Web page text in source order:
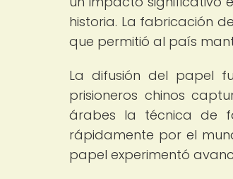
historia. La fabricación
que permitió al país
La difusión del papel
prisioneros chinos
árabes la técnica de
rápidamente por el
papel experimentó